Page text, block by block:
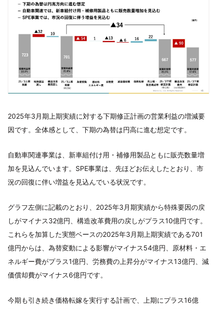
2025年3月期上期実績に対する下期修正計画の営業利益の増減要
因です。全体感として、下期の為替は円高に進む想定です。
自動車関連事業は、新車組付け用・補修用製品ともに販売数量増
加を見込んでいます。SPE事業は、先ほどお伝えしたとおり、市
況の回復に伴い増益を見込んでいる状況です。
グラフ左側に記載のとおり、2025年3月期実績から特殊要因の戻
しがマイナス32億円、構造改革費用の戻しがプラス10億円です。
これらを加算した実態ベースの2025年3月期上期実績である701
億円からは、為替変動による影響がマイナス54億円、原材料・エ
ネルギー費がプラス1億円、労務費の上昇分がマイナス13億円、減
価償却費がマイナス6億円です。
今期も引き続き価格転嫁を実行する計画で、上期にプラス16億